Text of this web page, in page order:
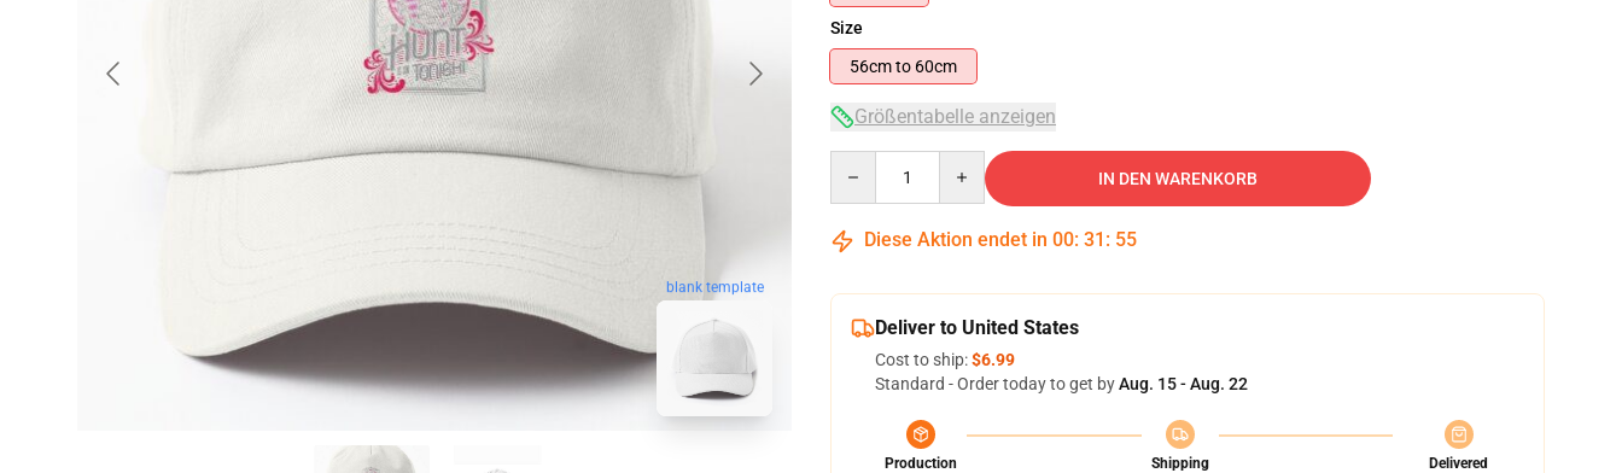
blank template
Size
56cm to 60cm
Größentabelle anzeigen
IN DEN WARENKORB
Diese Aktion endet in 00: 31 : 55
Deliver to United States
Cost to ship:$6.99
Standard - Order today to get byAug. 15 - Aug. 22
Production
Shipping
Delivered